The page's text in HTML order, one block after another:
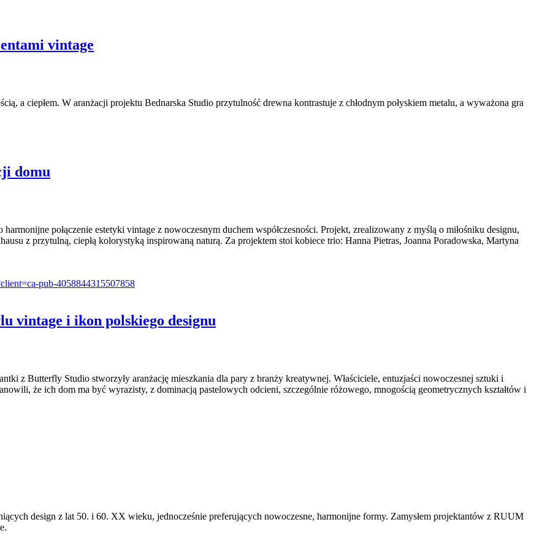
vintage
a ciepłem. W aranżacji projektu Bednarska Studio przytulność drewna kontrastuje z chłodnym połyskiem metalu, a wyważona gra
domu
połączenie estetyki vintage z nowoczesnym duchem współczesności. Projekt, zrealizowany z myślą o miłośniku designu,
z przytulną, ciepłą kolorystyką inspirowaną naturą. Za projektem stoi kobiece trio: Hanna Pietras, Joanna Poradowska, Martyna
pub-4058844315507858
vintage i ikon polskiego designu
z Butterfly Studio stworzyły aranżację mieszkania dla pary z branży kreatywnej. Właściciele, entuzjaści nowoczesnej sztuki i
że ich dom ma być wyrazisty, z dominacją pastelowych odcieni, szczególnie różowego, mnogością geometrycznych kształtów i
design z lat 50. i 60. XX wieku, jednocześnie preferujących nowoczesne, harmonijne formy. Zamysłem projektantów z RUUM